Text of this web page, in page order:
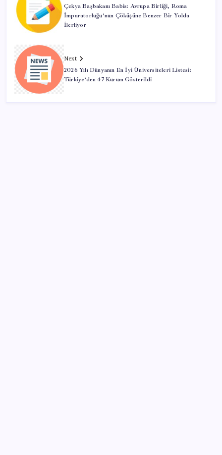
Çekya Başbakanı Babis: Avrupa Birliği, Roma
İmparatorluğu’nun Çöküşüne Benzer Bir Yolda
İlerliyor
Next
2026 Yılı Dünyanın En İyi Üniversiteleri Listesi:
Türkiye’den 47 Kurum Gösterildi